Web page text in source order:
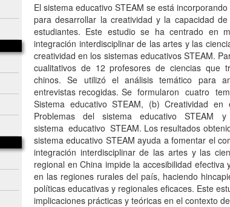
El sistema educativo STEAM se está
para desarrollar la creatividad y la capacidad
estudiantes. Este estudio se ha centrado en
integración interdisciplinar de las artes y las
creatividad en los sistemas educativos STEAM.
cualitativos de 12 profesores de ciencias que
chinos. Se utilizó el análisis temático para
entrevistas recogidas. Se formularon cuatro
Sistema educativo STEAM, (b) Creatividad
Problemas del sistema educativo STEAM
sistema educativo STEAM. Los resultados
sistema educativo STEAM ayuda a fomentar el
integración interdisciplinar de las artes y las
regional en China impide la accesibilidad efectiva
en las regiones rurales del país, haciendo
políticas educativas y regionales eficaces. Este
implicaciones prácticas y teóricas en el contexto